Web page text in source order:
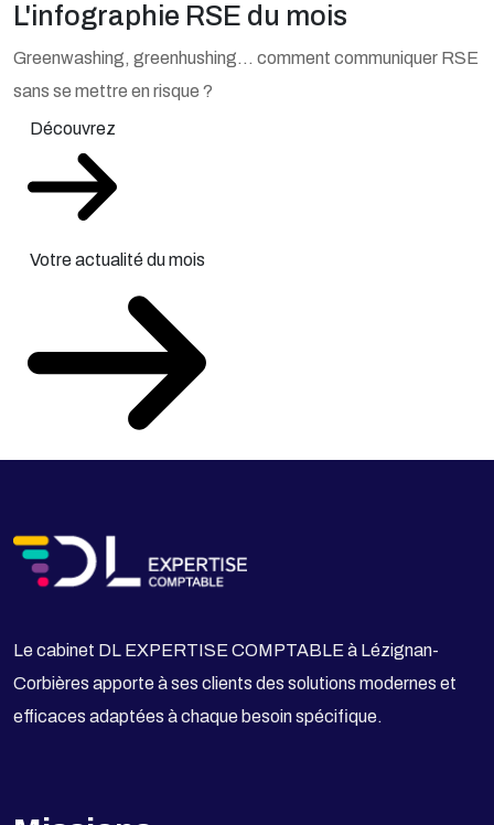
L'infographie RSE du mois
Greenwashing, greenhushing… comment communiquer RSE
sans se mettre en risque ?
Découvrez
Votre actualité du mois
Le cabinet DL EXPERTISE COMPTABLE à Lézignan-
Corbières apporte à ses clients des solutions modernes et
efficaces adaptées à chaque besoin spécifique.